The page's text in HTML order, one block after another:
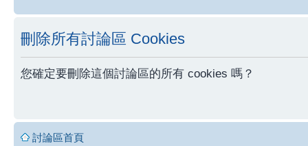
刪除所有討論區 Cookies
您確定要刪除這個討論區的所有 cookies 嗎？
討論區首頁